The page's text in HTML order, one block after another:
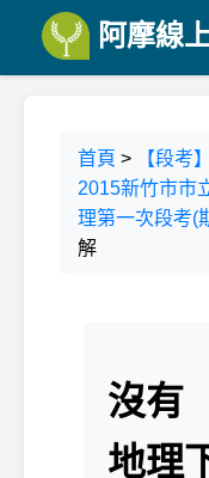
阿摩線
首頁 > 【段考
2015新竹市市
理第一次段考(
解
沒有
地理